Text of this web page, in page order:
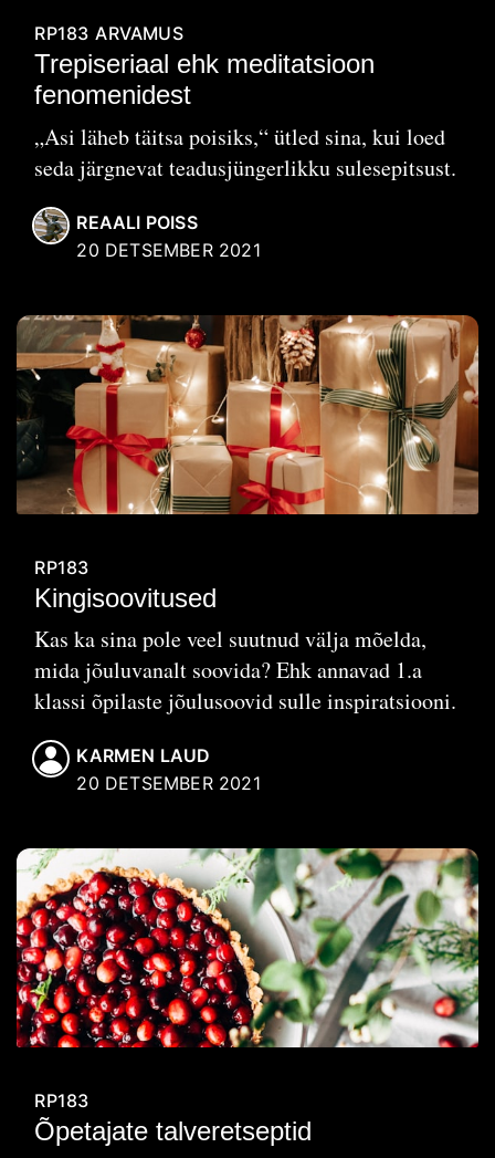
RP183 ARVAMUS
Trepiseriaal ehk meditatsioon
fenomenidest
„Asi läheb täitsa poisiks,“ ütled sina, kui loed
seda järgnevat teadusjüngerlikku sulesepitsust.
REAALI POISS
20 DETSEMBER 2021
RP183
Kingisoovitused
Kas ka sina pole veel suutnud välja mõelda,
mida jõuluvanalt soovida? Ehk annavad 1.a
klassi õpilaste jõulusoovid sulle inspiratsiooni.
KARMEN LAUD
20 DETSEMBER 2021
RP183
Õpetajate talveretseptid